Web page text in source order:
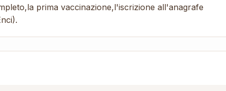
prima vaccinazione,l'iscrizione all'anagrafe